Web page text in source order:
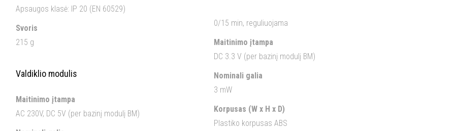
Apsaugos klasė: IP 20 (EN 60529)
Svoris
215 g
Valdiklio modulis
Maitinimo įtampa
AC 230V, DC 5V (per bazinį modulį BM)
0/15 min, reguliuojama
Maitinimo įtampa
DC 3.3 V (per bazinį modulį BM)
Nominali galia
3 mW
Korpusas (W x H x D)
Plastiko korpusas ABS